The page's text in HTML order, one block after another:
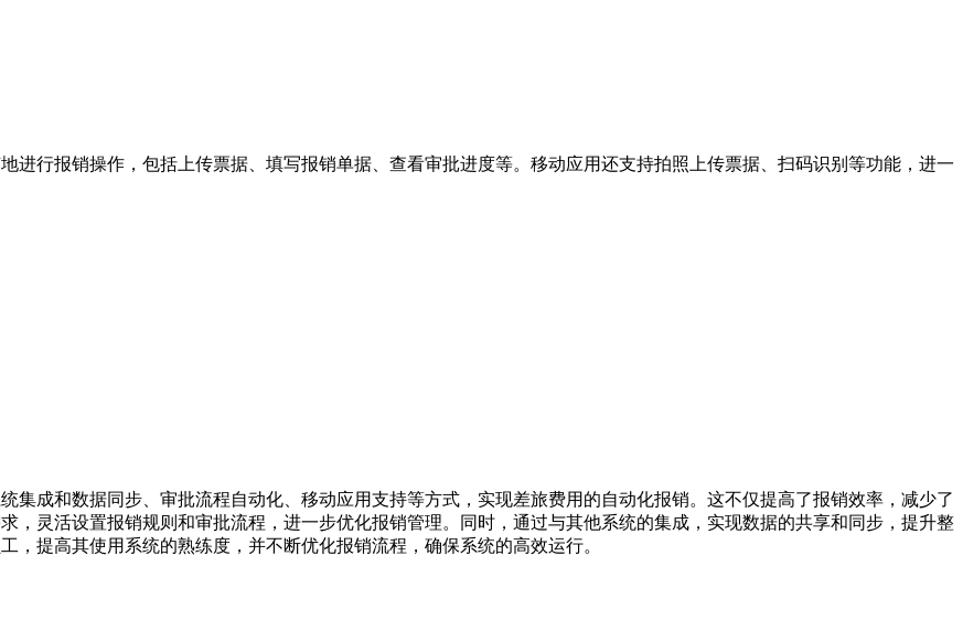
进行报销操作，包括上传票据、填写报销单据、查看审批进度等。移动应用还支持拍照上传票据、扫码识别等功能，进一
集成和数据同步、审批流程自动化、移动应用支持等方式，实现差旅费用的自动化报销。这不仅提高了报销效率，减少了
，灵活设置报销规则和审批流程，进一步优化报销管理。同时，通过与其他系统的集成，实现数据的共享和同步，提升整
提高其使用系统的熟练度，并不断优化报销流程，确保系统的高效运行。